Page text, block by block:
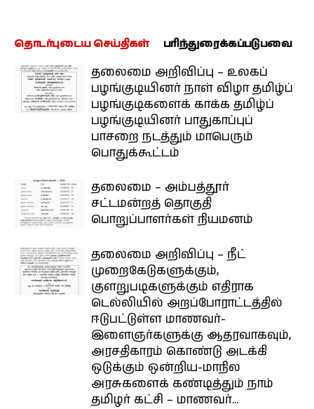
தொடர்புடைய செய்திகள் பரிந்துரைக்கப்படுபவை
தலைமை அறிவிப்பு – உலகப்
பழங்குடியினர் நாள் விழா தமிழ்ப்
பழங்குடிகளைக் காக்க தமிழ்ப்
பழங்குடியினர் பாதுகாப்புப்
பாசறை நடத்தும் மாபெரும்
பொதுக்கூட்டம்
தலைமை – அம்பத்தூர்
சட்டமன்றத் தொகுதி
பொறுப்பாளர்கள் நியமனம்
தலைமை அறிவிப்பு – நீட்
முறைகேடுகளுக்கும்,
குளறுபடிகளுக்கும் எதிராக
டெல்லியில் அறப்போராட்டத்தில்
ஈடுபட்டுள்ள மாணவர்-
இளைஞர்களுக்கு ஆதரவாகவும்,
அரசதிகாரம் கொண்டு அடக்கி
ஒடுக்கும் ஒன்றிய-மாநில
அரசுகளைக் கண்டித்தும் நாம்
தமிழர் கட்சி – மாணவர்...